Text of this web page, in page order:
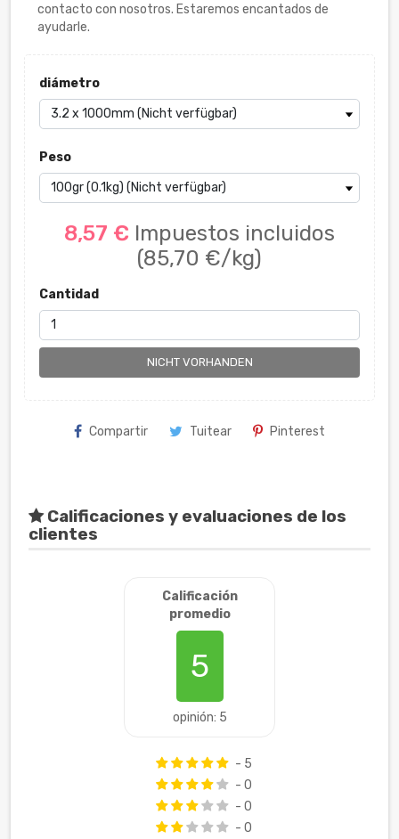
contacto con nosotros. Estaremos encantados de
ayudarle.
diámetro
Peso
8,57 € Impuestos incluidos
(85,70 €/kg)
Cantidad
NICHT VORHANDEN
Compartir Tuitear Pinterest
Calificaciones y evaluaciones de los
clientes
Calificación
promedio
5
opinión: 5
- 5
- 0
- 0
- 0